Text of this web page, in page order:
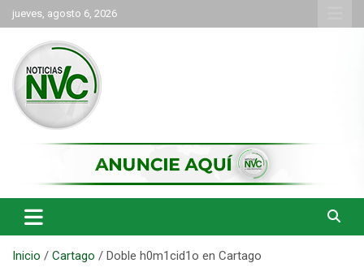
Saltar
al
contenido
jueves, agosto 6, 2026
NVC Noticias
Inicio Cartago Doble h0m1cid1o en Cartago